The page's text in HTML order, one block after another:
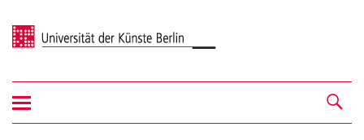
Universität der Künste Berlin
Navigation &
Navigation
ein-/ausblenden